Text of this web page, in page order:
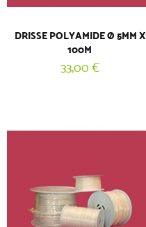
DRISSE POLYAMIDE Ø 5MM X
100M
33,00 €